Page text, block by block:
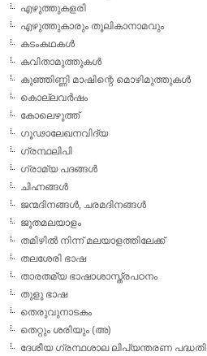
എഴുത്തുകളരി
എഴുത്തുകാരും തൂലികാനാമവും
കടംകഥകള്‍
കവിതാമുത്തുകള്‍
കുഞ്ഞിണ്ണി മാഷിന്റെ മൊഴിമുത്തുകള്‍
കൊല്ലവര്‍ഷം
കോലെഴുത്ത്
ഗൂഢാലേഖനവിദ്യ
ഗ്രന്ഥലിപി
ഗ്രാമ്യ പദങ്ങള്‍
ചിഹ്നങ്ങള്‍
ജന്മദിനങ്ങള്‍, ചരമദിനങ്ങള്‍
ജൂതമലയാളം
തമിഴില്‍ നിന്ന് മലയാളത്തിലേക്ക്
തലശേരി ഭാഷ
താരതമ്യ ഭാഷാശാസ്ത്രപഠനം
തുളു ഭാഷ
തെരുവുനാടകം
തെറ്റും ശരിയും (അ)
ദേശീയ ഗ്രന്ഥശാല ലിപ്യന്തരണ പദ്ധതി